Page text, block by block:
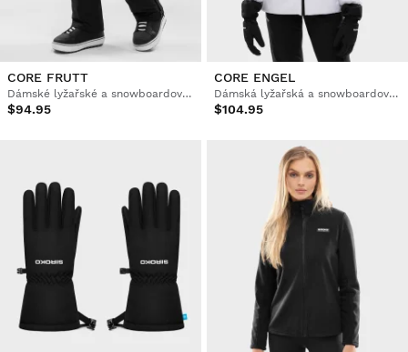
CORE FRUTT
Dámské lyžařské a snowboardové kalhoty
$94.95
CORE ENGEL
Dámská lyžařská a snowboardová bunda
$104.95